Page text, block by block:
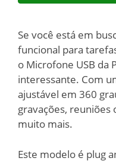
Se você está em
funcional para
o Microfone USB da
interessante. Com
ajustável em 360
gravações, reuniões
muito mais.
Este modelo é plug